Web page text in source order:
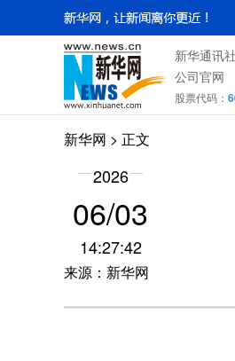
新华通讯
公司官网
股票代码：
新华网 > 正文
2026
06/03
14:27:42
来源：新华网